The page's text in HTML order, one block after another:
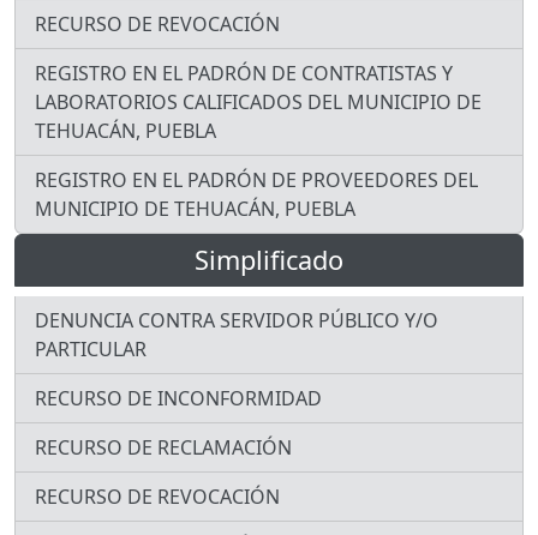
RECURSO DE REVOCACIÓN
REGISTRO EN EL PADRÓN DE CONTRATISTAS Y
LABORATORIOS CALIFICADOS DEL MUNICIPIO DE
TEHUACÁN, PUEBLA
REGISTRO EN EL PADRÓN DE PROVEEDORES DEL
MUNICIPIO DE TEHUACÁN, PUEBLA
Simplificado
DENUNCIA CONTRA SERVIDOR PÚBLICO Y/O
PARTICULAR
RECURSO DE INCONFORMIDAD
RECURSO DE RECLAMACIÓN
RECURSO DE REVOCACIÓN